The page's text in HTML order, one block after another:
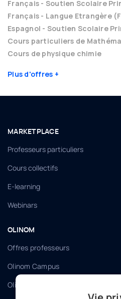
Français - Soutien Scolaire
Français - Langue Etrangère
Espagnol - Soutien Scolaire
Cours particuliers de
Cours de physique chimie
Plus d'offres
MARKETPLACE
Professeurs particuliers
Cours collectifs
E-learning
Webinars
OLINOM
Offres professeurs
Olinom Campus
Olinom Connect